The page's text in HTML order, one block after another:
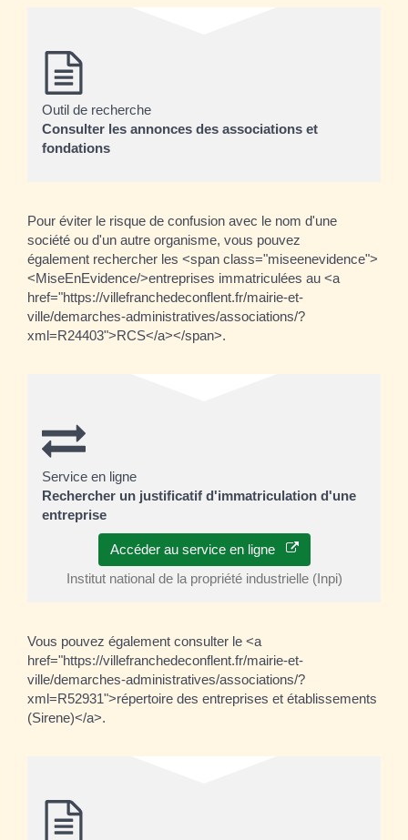
Outil de recherche
Consulter les annonces des associations et
fondations
Pour éviter le risque de confusion avec le nom d'une
société ou d'un autre organisme, vous pouvez
également rechercher les <span class="miseenevidence">
<MiseEnEvidence/>entreprises immatriculées au <a
href="https://villefranchedeconflent.fr/mairie-et-
ville/demarches-administratives/associations/?
xml=R24403">RCS</a></span>.
Service en ligne
Rechercher un justificatif d'immatriculation d'une
entreprise
Accéder au service en ligne
Institut national de la propriété industrielle (Inpi)
Vous pouvez également consulter le <a
href="https://villefranchedeconflent.fr/mairie-et-
ville/demarches-administratives/associations/?
xml=R52931">répertoire des entreprises et établissements
(Sirene)</a>.